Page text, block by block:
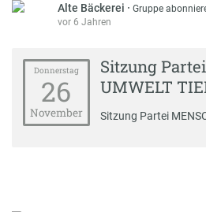
Alte Bäckerei ·Gruppe
vor 6 Jahren
Donnerstag
26
November
Sitzung
UMWELT
Sitzung Partei